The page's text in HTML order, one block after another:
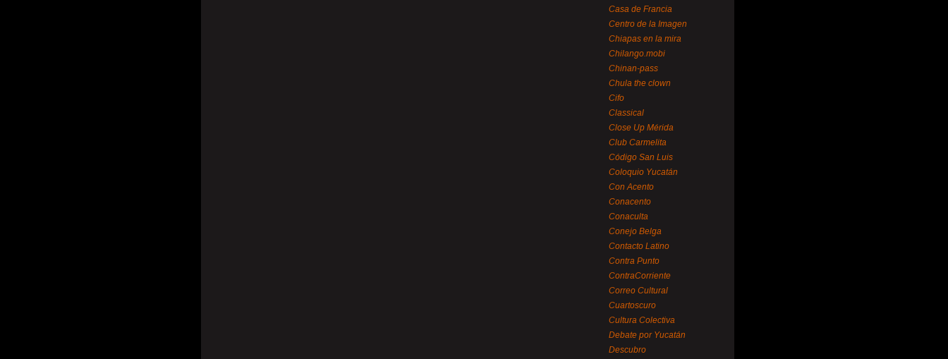
Casa de Francia
Centro de la Imagen
Chiapas en la mira
Chilango.mobi
Chinan-pass
Chula the clown
Cifo
Classical
Close Up Mérida
Club Carmelita
Código San Luis
Coloquio Yucatán
Con Acento
Conacento
Conaculta
Conejo Belga
Contacto Latino
Contra Punto
ContraCorriente
Correo Cultural
Cuartoscuro
Cultura Colectiva
Debate por Yucatán
Descubro